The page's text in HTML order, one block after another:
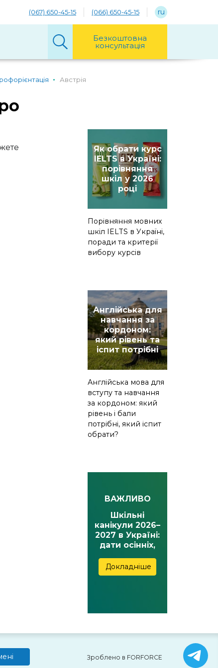
(067) 650-45-15 (066) 650-45-15 ru
Безкоштовна
консультація
Австрія
Як обрати курс
IELTS в Україні:
порівняння
шкіл у 2026
році
Порівняння мовних
шкіл IELTS в Україні,
поради та критерії
вибору курсів
Англійська для
навчання за
кордоном:
який рівень та
іспит потрібні
Англійська мова для
вступу та навчання
за кордоном: який
рівень і бали
потрібні, який іспит
обрати?
ВАЖЛИВО
Шкільні
канікули 2026–
2027 в Україні:
дати осінніх,
весняних та
літніх канікул
Докладніше
Зроблено в FORFORCE